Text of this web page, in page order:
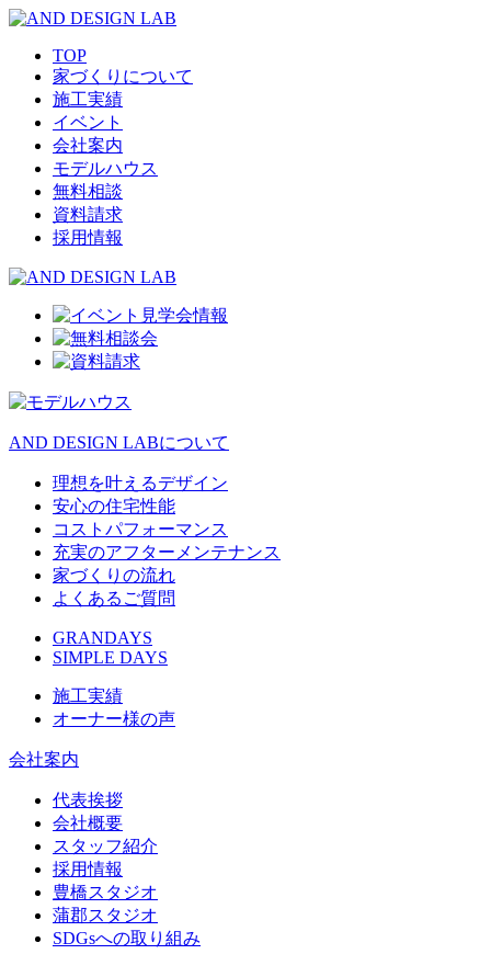
TOP
家づくりについて
施工実績
イベント
会社案内
モデルハウス
無料相談
資料請求
採用情報
AND DESIGN LABについて
理想を叶えるデザイン
安心の住宅性能
コストパフォーマンス
充実のアフターメンテナンス
家づくりの流れ
よくあるご質問
GRANDAYS
SIMPLE DAYS
施工実績
オーナー様の声
会社案内
代表挨拶
会社概要
スタッフ紹介
採用情報
豊橋スタジオ
蒲郡スタジオ
SDGsへの取り組み